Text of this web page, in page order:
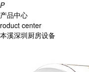
P
产品中心
roduct center
本溪深圳厨房设备